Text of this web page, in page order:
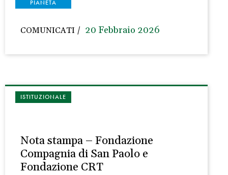
PIANETA
COMUNICATI 20 Febbraio 2026
ISTITUZIONALE
Nota stampa – Fondazione
Compagnia di San Paolo e
Fondazione CRT